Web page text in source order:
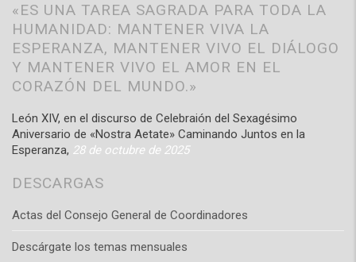
«ES UNA TAREA SAGRADA PARA TODA LA
HUMANIDAD: MANTENER VIVA LA
ESPERANZA, MANTENER VIVO EL DIÁLOGO
Y MANTENER VIVO EL AMOR EN EL
CORAZÓN DEL MUNDO.»
León XIV, en el discurso de Celebraión del Sexagésimo
Aniversario de «Nostra Aetate» Caminando Juntos en la
Esperanza, 28 de octubre de 2025
DESCARGAS
Actas del Consejo General de Coordinadores
Descárgate los temas mensuales